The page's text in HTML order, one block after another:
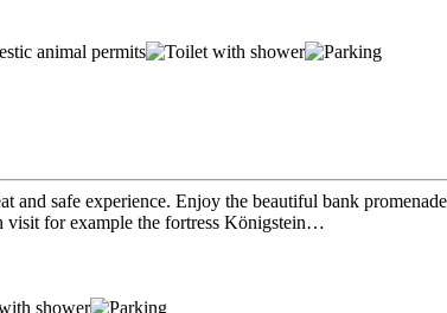
and safe experience. Enjoy the beautiful bank
visit for example the fortress Königstein…